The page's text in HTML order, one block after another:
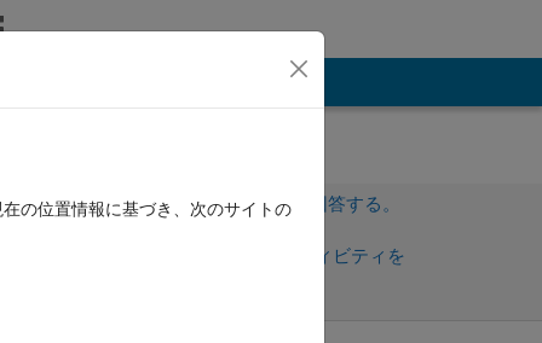
サインインしてこの質問に回答する。
サインインしてアクティビティを
の位置情報に基づき、次のサイトの